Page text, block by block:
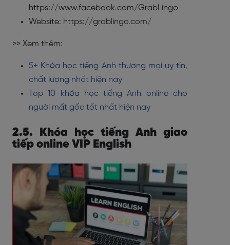
https://www.facebook.com/GrabLingo
Website: https://grablingo.com/
>> Xem thêm:
5+ Khóa học tiếng Anh thương mại uy tín,
chất lượng nhất hiện nay
Top 10 khóa học tiếng Anh online cho
người mất gốc tốt nhất hiện nay
2.5. Khóa học tiếng Anh giao
tiếp online VIP English